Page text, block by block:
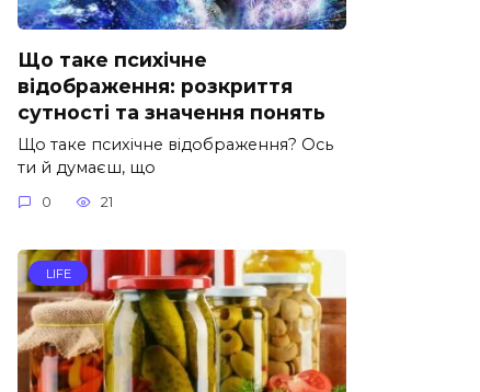
Що таке психічне
відображення: розкриття
сутності та значення понять
Що таке психічне відображення? Ось
ти й думаєш, що
0 21
LIFE